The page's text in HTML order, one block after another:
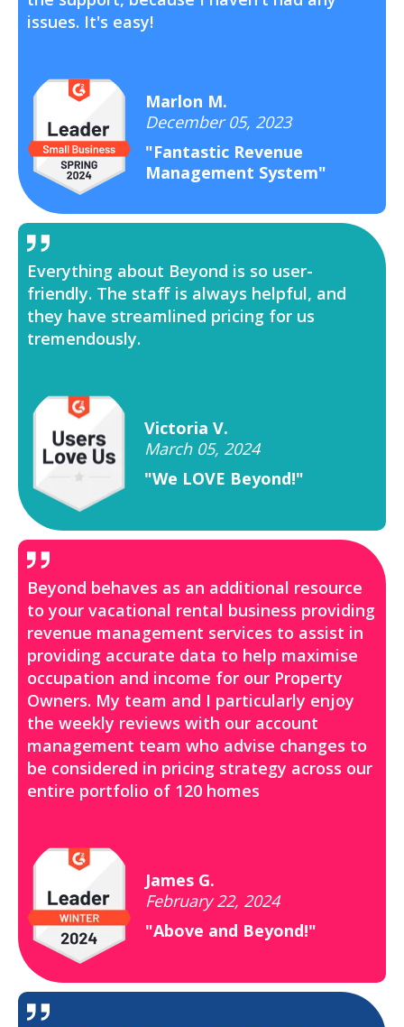
issues. It's easy!
Marlon M.
December 05, 2023
"Fantastic Revenue
Management System"
Everything about Beyond is so user-
friendly. The staff is always helpful, and
they have streamlined pricing for us
tremendously.
Victoria V.
March 05, 2024
"We LOVE Beyond!"
Beyond behaves as an additional resource
to your vacational rental business providing
revenue management services to assist in
providing accurate data to help maximise
occupation and income for our Property
Owners. My team and I particularly enjoy
the weekly reviews with our account
management team who advise changes to
be considered in pricing strategy across our
entire portfolio of 120 homes
James G.
February 22, 2024
"Above and Beyond!"